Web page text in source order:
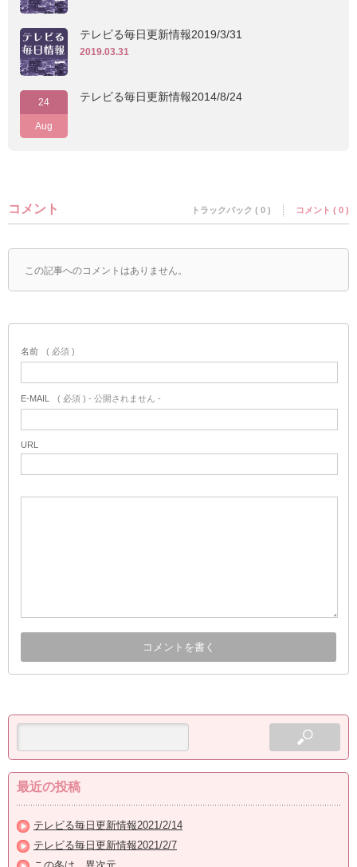
テレビる毎日更新情報2019/3/31
2019.03.31
24
Aug
テレビる毎日更新情報2014/8/24
コメント トラックバック ( 0 ) コメント ( 0 )
この記事へのコメントはありません。
名前 ( 必須 )
E-MAIL ( 必須 ) - 公開されません -
URL
最近の投稿
テレビる毎日更新情報2021/2/14
テレビる毎日更新情報2021/2/7